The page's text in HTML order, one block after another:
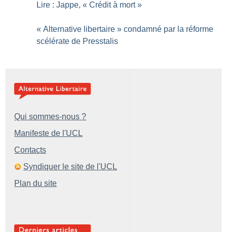
Lire : Jappe, « Crédit à mort »
« Alternative libertaire » condamné par la réforme
scélérate de Presstalis
Qui sommes-nous ?
Manifeste de l'UCL
Contacts
Syndiquer le site de l'UCL
Plan du site